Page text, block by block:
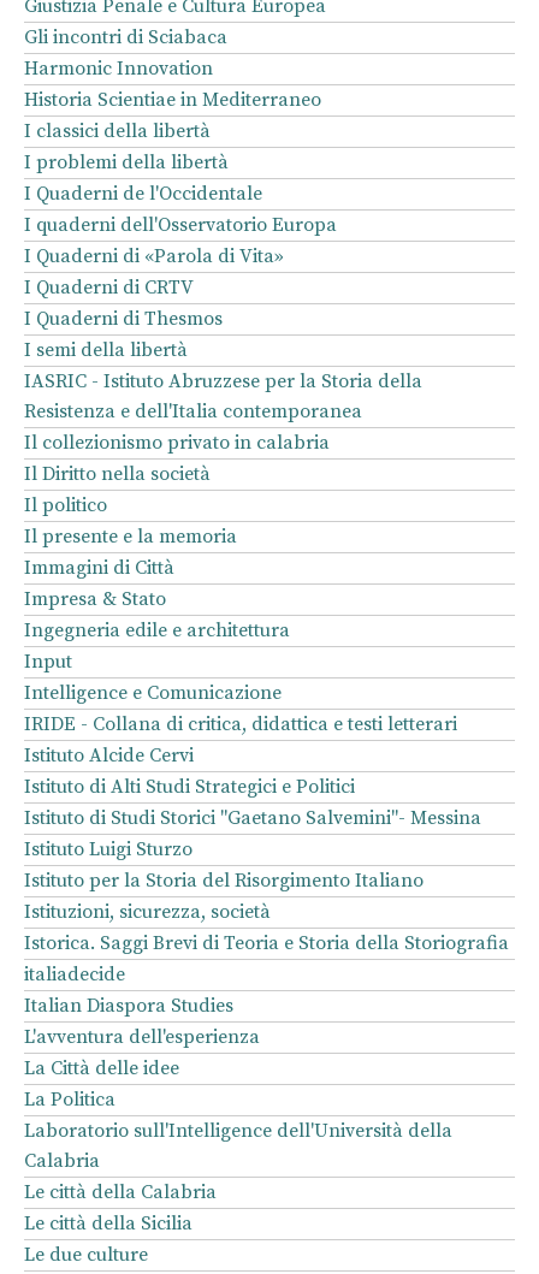
Giustizia Penale e Cultura Europea
Gli incontri di Sciabaca
Harmonic Innovation
Historia Scientiae in Mediterraneo
I classici della libertà
I problemi della libertà
I Quaderni de l'Occidentale
I quaderni dell'Osservatorio Europa
I Quaderni di «Parola di Vita»
I Quaderni di CRTV
I Quaderni di Thesmos
I semi della libertà
IASRIC - Istituto Abruzzese per la Storia della
Resistenza e dell'Italia contemporanea
Il collezionismo privato in calabria
Il Diritto nella società
Il politico
Il presente e la memoria
Immagini di Città
Impresa & Stato
Ingegneria edile e architettura
Input
Intelligence e Comunicazione
IRIDE - Collana di critica, didattica e testi letterari
Istituto Alcide Cervi
Istituto di Alti Studi Strategici e Politici
Istituto di Studi Storici "Gaetano Salvemini"- Messina
Istituto Luigi Sturzo
Istituto per la Storia del Risorgimento Italiano
Istituzioni, sicurezza, società
Istorica. Saggi Brevi di Teoria e Storia della Storiografia
italiadecide
Italian Diaspora Studies
L'avventura dell'esperienza
La Città delle idee
La Politica
Laboratorio sull'Intelligence dell'Università della
Calabria
Le città della Calabria
Le città della Sicilia
Le due culture